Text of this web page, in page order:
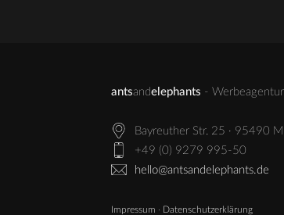
antsandelephants -
Bayreuther Str. 25 · 95490
+49 (0) 9279 995-50
hello@antsandelephants.de
Impressum · Datenschutzerklärung